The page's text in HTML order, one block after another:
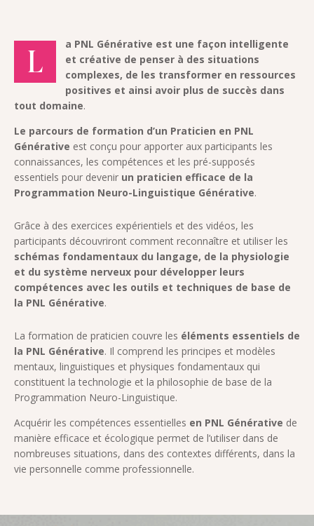
L
a PNL Générative est une façon intelligente
et créative de penser à des situations
complexes, de les transformer en ressources
positives et ainsi avoir plus de succès dans
tout domaine.
Le parcours de formation d’un Praticien en PNL
Générative est conçu pour apporter aux participants les
connaissances, les compétences et les pré-supposés
essentiels pour devenir un praticien efficace de la
Programmation Neuro-Linguistique Générative.
Grâce à des exercices expérientiels et des vidéos, les
participants découvriront comment reconnaître et utiliser les
schémas fondamentaux du langage, de la physiologie
et du système nerveux pour développer leurs
compétences avec les outils et techniques de base de
la PNL Générative.
La formation de praticien couvre les éléments essentiels de
la PNL Générative. Il comprend les principes et modèles
mentaux, linguistiques et physiques fondamentaux qui
constituent la technologie et la philosophie de base de la
Programmation Neuro-Linguistique.
Acquérir les compétences essentielles en PNL Générative de
manière efficace et écologique permet de l’utiliser dans de
nombreuses situations, dans des contextes différents, dans la
vie personnelle comme professionnelle.